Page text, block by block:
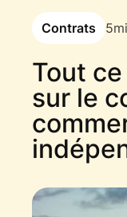
Contrats 5
Tout
sur le